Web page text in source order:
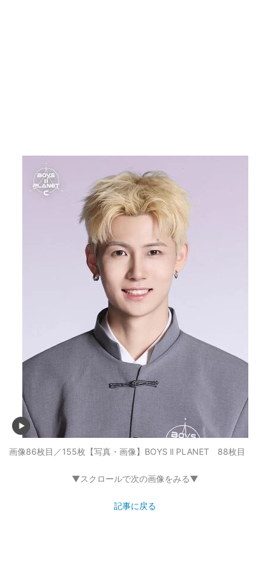
画像86枚目／155枚 【写真・画像】BOYS ll PLANET 88枚目
▼スクロールで次の画像をみる▼
記事に戻る